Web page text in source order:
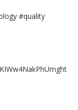
#quality